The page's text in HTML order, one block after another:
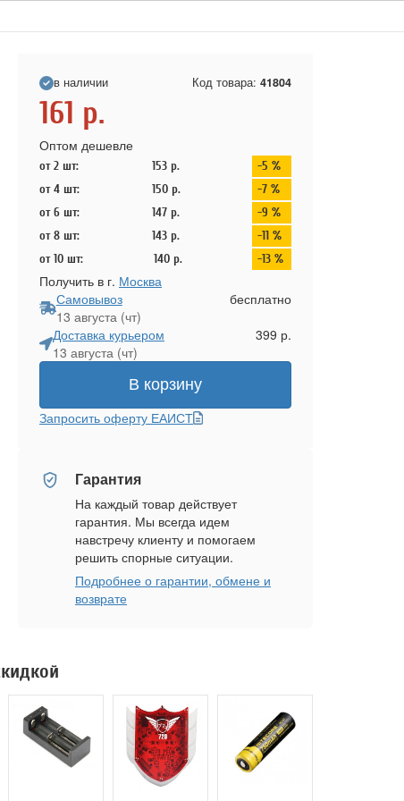
в наличии Код товара: 41804
161 р.
Оптом дешевле
от 2 шт: 153 р.
-5 %
от 4 шт:
150 р.
-7 %
от 6 шт:
147 р.
-9 %
от 8 шт:
143 р.
-11 %
от 10 шт:
140 р. -13 %
Получить в г. Москва
Самовывоз
13 августа (чт)
бесплатно
Доставка курьером
13 августа (чт)
399 р.
В корзину
Запросить оферту ЕАИСТ
Гарантия
На каждый товар действует
гарантия. Мы всегда идем
навстречу клиенту и помогаем
решить спорные ситуации.
Подробнее о гарантии, обмене и
возврате